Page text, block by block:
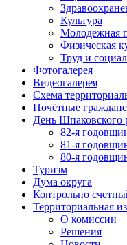
Культура
Молодежная
Физическая
Труд и
Фотогалерея
Видеогалерея
Схема
Почётные
День Шпаковского
82-я
81-я
80-я
Туризм
Дума округа
Контрольно
Территориальная
О комиссии
Решения